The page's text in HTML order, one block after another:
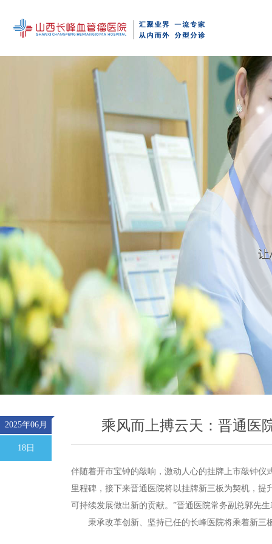
2025年06月
18日
乘风而上搏云天：晋通医
伴随着开市宝钟的敲响，激动人心的挂牌上市敲钟仪
里程碑，接下来晋通医院将以挂牌新三板为契机，
可持续发展做出新的贡献。”晋通医院常务副总郭先
秉承改革创新、坚持已任的长峰医院将乘着新三